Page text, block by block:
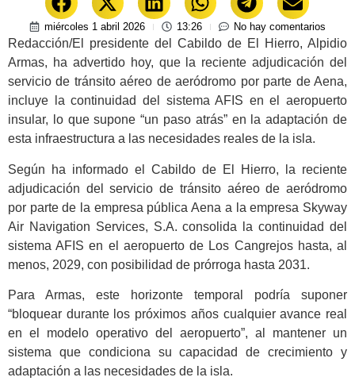
miércoles 1 abril 2026 13:26 No hay comentarios
Redacción/El presidente del Cabildo de El Hierro, Alpidio
Armas, ha advertido hoy, que la reciente adjudicación del
servicio de tránsito aéreo de aeródromo por parte de Aena,
incluye la continuidad del sistema AFIS en el aeropuerto
insular, lo que supone “un paso atrás” en la adaptación de
esta infraestructura a las necesidades reales de la isla.
Según ha informado el Cabildo de El Hierro, la reciente
adjudicación del servicio de tránsito aéreo de aeródromo
por parte de la empresa pública Aena a la empresa Skyway
Air Navigation Services, S.A. consolida la continuidad del
sistema AFIS en el aeropuerto de Los Cangrejos hasta, al
menos, 2029, con posibilidad de prórroga hasta 2031.
Para Armas, este horizonte temporal podría suponer
“bloquear durante los próximos años cualquier avance real
en el modelo operativo del aeropuerto”, al mantener un
sistema que condiciona su capacidad de crecimiento y
adaptación a las necesidades de la isla.